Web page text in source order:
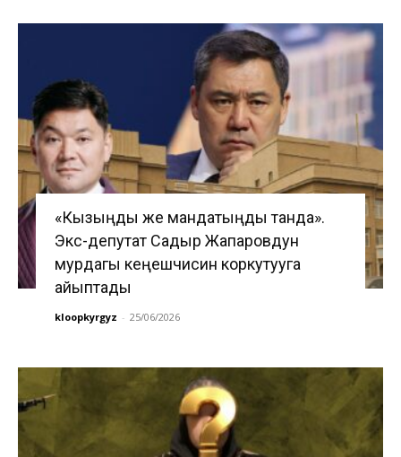
«Кызыңды же мандатыңды танда».
Экс-депутат Садыр Жапаровдун
мурдагы кеңешчисин коркутууга
айыптады
kloopkyrgyz - 25/06/2026